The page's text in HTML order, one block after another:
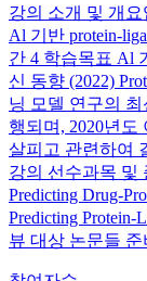
강의 소개 및 개
Al 기반 protein-
간 4 학습목표 Al
신 동향 (2022)
닝 모델 연구의
행되며, 2020년도
살피고 관련하여
강의 선수과목 및
Predicting Drug-
Predicting Protein-
뷰 대상 논문들